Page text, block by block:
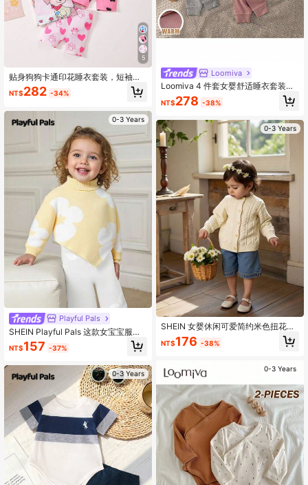
5
贴身狗狗卡通印花睡衣套装，短袖上
衣和短裤，舒适柔软面料，适合女宝
宝居家穿着，春夏皆宜。
NT$282 -34%
0-3 Years
Playful Pals
SHEIN Playful Pals 这款女宝宝服装
休闲又可爱。它是一件黄色针织高领
中东风长袖毛衣，饰有花朵图案。柔
行、度假、居家、育儿以及宝宝玩耍
等各种场合。也适合秋冬季节、圣诞
节、开学季和各种聚会。是一款百搭
的秋冬服装。
NT$157 -37%
0-3 Years
Loomiva
Loomiva 4 件套女婴舒适睡衣套装，
纯色针织柔软圆领长袖上衣和松紧腰
长裤
NT$278 -38%
0-3 Years
SHEIN 女婴休闲可爱简约米色扭花针
织开衫，柔软舒适，适合日常、户
外、旅行、度假、居家、托儿所、女
对等场合。百搭女婴针织衫，女婴冬
季毛衣，女婴毛衣开衫，女婴服装，
女童秋季毛衣。
NT$176 -38%
0-3 Years